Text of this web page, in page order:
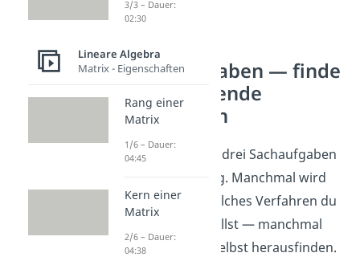
Textaufgaben — finde
das passende
Verfahren
Hier kommen drei Sachaufgaben
aus dem Alltag. Manchmal wird
dir gesagt, welches Verfahren du
verwenden sollst — manchmal
musst du es selbst herausfinden.
3/3 – Dauer:
02:30
Lineare Algebra
Matrix - Eigenschaften
Rang einer
Matrix
1/6 – Dauer:
04:45
Kern einer
Matrix
2/6 – Dauer:
04:38